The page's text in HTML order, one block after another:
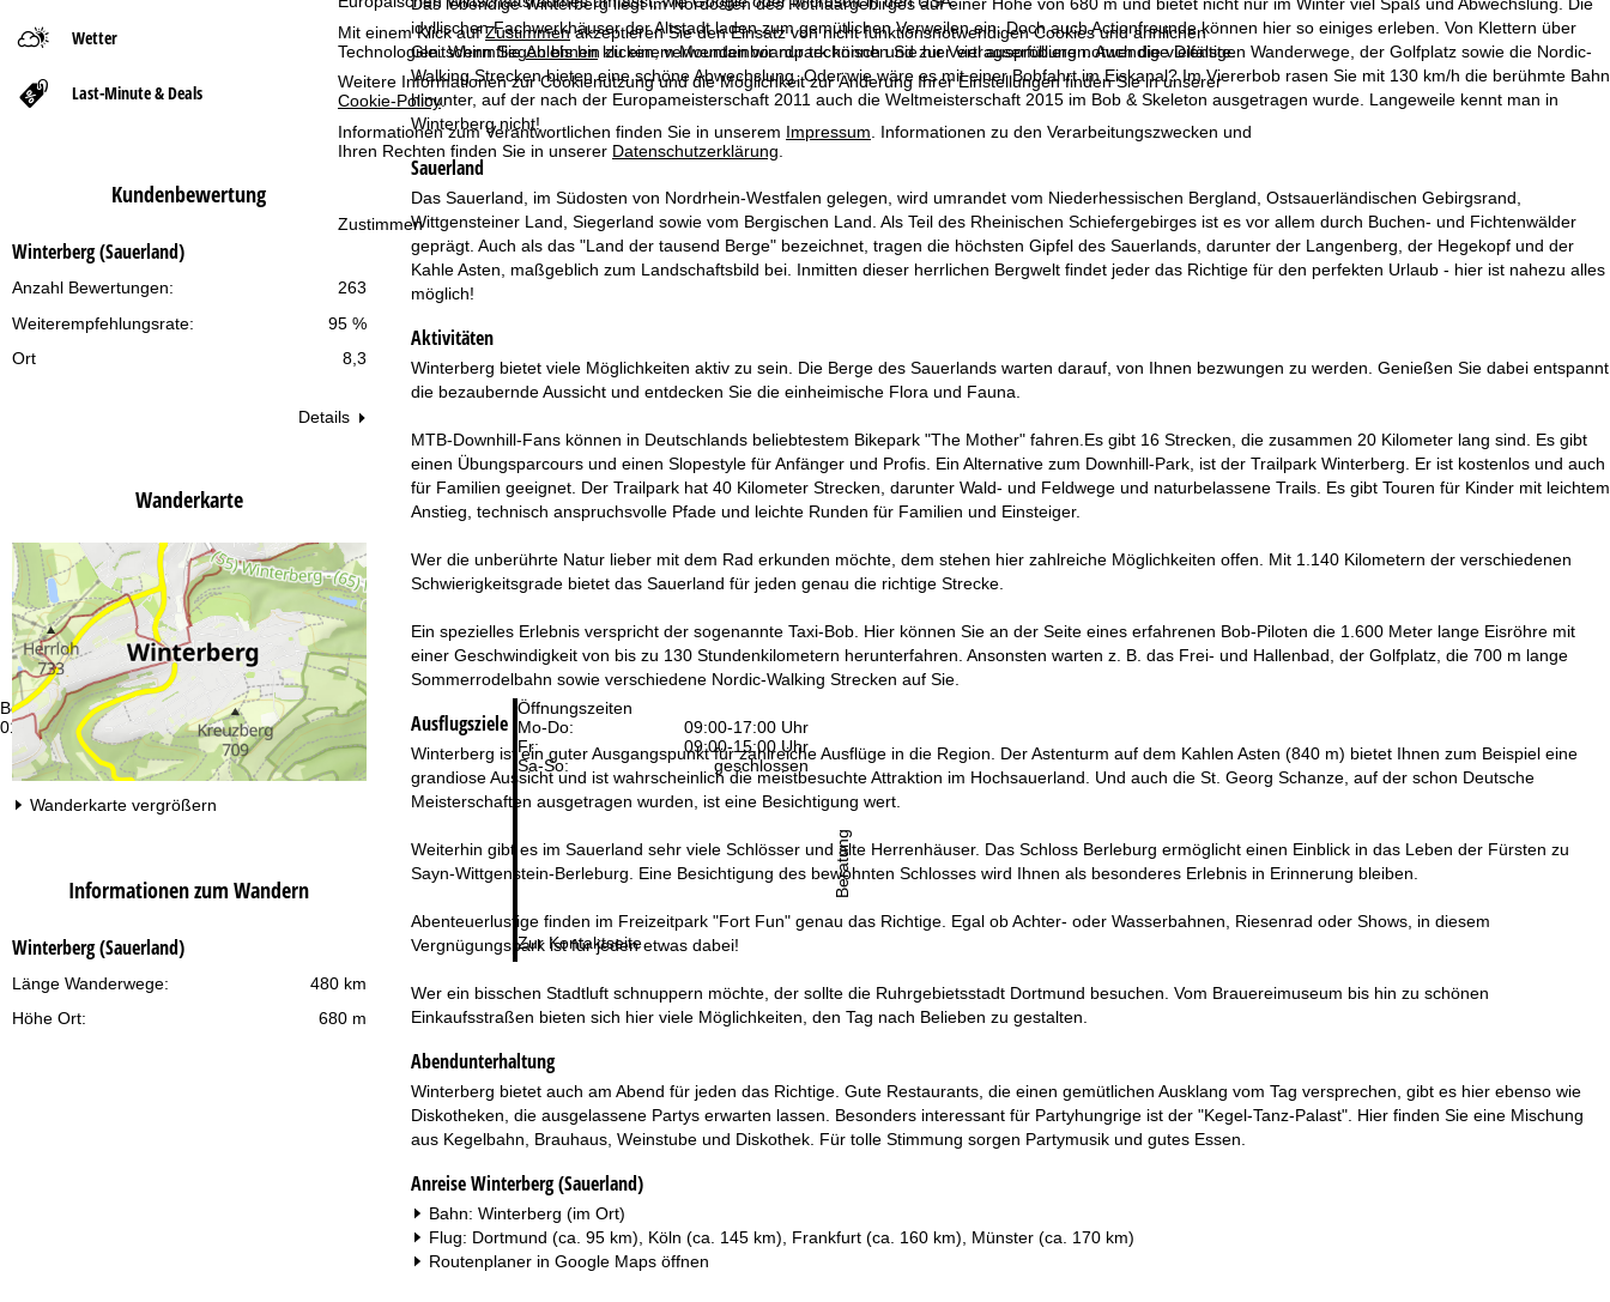
Mit einem Klick aufZustimmenakzeptieren Sie den Einsatz von nicht funktionsnotwendigen Cookies und ähnlichen
Technologien. Wenn SieAblehnenklicken, verwenden wir nur technisch und zur Vertragserfüllung notwendige Dienste.
Weitere Informationen zur Cookienutzung und die Möglichkeit zur Änderung Ihrer Einstellungen finden Sie in unserer
Cookie-Policy.
Informationen zum Verantwortlichen finden Sie in unserem Impressum . Informationen zu den Verarbeitungszwecken und
Ihren Rechten finden Sie in unserer Datenschutzerklärung
Zustimmen
Beratung
01 265 01 58
Öffnungszeiten
Mo-Do:
09:00-17:00 Uhr
Fr:
09:00-15:00 Uhr
Sa-So:
geschlossen
Zur Kontaktseite
Beratung
Wetter
Last-Minute & Deals
Kundenbewertung
Winterberg (Sauerland)
263
Anzahl Bewertungen:
95 %
Weiterempfehlungsrate:
Ort
8,3
Details
Wanderkarte
Wanderkarte vergrößern
Informationen zum Wandern
Winterberg (Sauerland)
480 km
Länge Wanderwege:
680 m
Höhe Ort:
t
s
e
i
t
e
idyllischen Fachwerkhäuser der Altstadt laden zum gemütlichen Verweilen ein. Doch auch Actionfreunde können hier so einiges erleben. Von Klettern über
Gleitschirmfliegen bis hin zu einem Mountainboardpark können Sie hier viel ausprobieren. Auch die vielfältigen Wanderwege, der Golfplatz sowie die Nordic-
Walking Strecken bieten eine schöne Abwechslung. Oder wie wäre es mit einer Bobfahrt im Eiskanal? Im Viererbob rasen Sie mit 130 km/h die berühmte Bahn
hinunter, auf der nach der Europameisterschaft 2011 auch die Weltmeisterschaft 2015 im Bob & Skeleton ausgetragen wurde. Langeweile kennt man in
Winterberg nicht!
Sauerland
Das Sauerland, im Südosten von Nordrhein-Westfalen gelegen, wird umrandet vom Niederhessischen Bergland, Ostsauerländischen Gebirgsrand,
Wittgensteiner Land, Siegerland sowie vom Bergischen Land. Als Teil des Rheinischen Schiefergebirges ist es vor allem durch Buchen- und Fichtenwälder
geprägt. Auch als das "Land der tausend Berge" bezeichnet, tragen die höchsten Gipfel des Sauerlands, darunter der Langenberg, der Hegekopf und der
Kahle Asten, maßgeblich zum Landschaftsbild bei. Inmitten dieser herrlichen Bergwelt findet jeder das Richtige für den perfekten Urlaub - hier ist nahezu alles
möglich!
Aktivitäten
Winterberg bietet viele Möglichkeiten aktiv zu sein. Die Berge des Sauerlands warten darauf, von Ihnen bezwungen zu werden. Genießen Sie dabei entspannt
die bezaubernde Aussicht und entdecken Sie die einheimische Flora und Fauna.
MTB-Downhill-Fans können in Deutschlands beliebtestem Bikepark "The Mother" fahren.Es gibt 16 Strecken, die zusammen 20 Kilometer lang sind. Es gibt
einen Übungsparcours und einen Slopestyle für Anfänger und Profis. Ein Alternative zum Downhill-Park, ist der Trailpark Winterberg. Er ist kostenlos und auch
für Familien geeignet. Der Trailpark hat 40 Kilometer Strecken, darunter Wald- und Feldwege und naturbelassene Trails. Es gibt Touren für Kinder mit leichtem
Anstieg, technisch anspruchsvolle Pfade und leichte Runden für Familien und Einsteiger.
Wer die unberührte Natur lieber mit dem Rad erkunden möchte, dem stehen hier zahlreiche Möglichkeiten offen. Mit 1.140 Kilometern der verschiedenen
Schwierigkeitsgrade bietet das Sauerland für jeden genau die richtige Strecke.
Ein spezielles Erlebnis verspricht der sogenannte Taxi-Bob. Hier können Sie an der Seite eines erfahrenen Bob-Piloten die 1.600 Meter lange Eisröhre mit
einer Geschwindigkeit von bis zu 130 Stundenkilometern herunterfahren. Ansonsten warten z. B. das Frei- und Hallenbad, der Golfplatz, die 700 m lange
Sommerrodelbahn sowie verschiedene Nordic-Walking Strecken auf Sie.
Ausflugsziele
Winterberg ist ein guter Ausgangspunkt für zahlreiche Ausflüge in die Region. Der Astenturm auf dem Kahlen Asten (840 m) bietet Ihnen zum Beispiel eine
grandiose Aussicht und ist wahrscheinlich die meistbesuchte Attraktion im Hochsauerland. Und auch die St. Georg Schanze, auf der schon Deutsche
Meisterschaften ausgetragen wurden, ist eine Besichtigung wert.
Weiterhin gibt es im Sauerland sehr viele Schlösser und alte Herrenhäuser. Das Schloss Berleburg ermöglicht einen Einblick in das Leben der Fürsten zu
Sayn-Wittgenstein-Berleburg. Eine Besichtigung des bewohnten Schlosses wird Ihnen als besonderes Erlebnis in Erinnerung bleiben.
Abenteuerlustige finden im Freizeitpark "Fort Fun" genau das Richtige. Egal ob Achter- oder Wasserbahnen, Riesenrad oder Shows, in diesem
Vergnügungspark ist für jeden etwas dabei!
Wer ein bisschen Stadtluft schnuppern möchte, der sollte die Ruhrgebietsstadt Dortmund besuchen. Vom Brauereimuseum bis hin zu schönen
Einkaufsstraßen bieten sich hier viele Möglichkeiten, den Tag nach Belieben zu gestalten.
Abendunterhaltung
Winterberg bietet auch am Abend für jeden das Richtige. Gute Restaurants, die einen gemütlichen Ausklang vom Tag versprechen, gibt es hier ebenso wie
Diskotheken, die ausgelassene Partys erwarten lassen. Besonders interessant für Partyhungrige ist der "Kegel-Tanz-Palast". Hier finden Sie eine Mischung
aus Kegelbahn, Brauhaus, Weinstube und Diskothek. Für tolle Stimmung sorgen Partymusik und gutes Essen.
Anreise Winterberg (Sauerland)
Bahn: Winterberg (im Ort)
Flug: Dortmund (ca. 95 km), Köln (ca. 145 km), Frankfurt (ca. 160 km), Münster (ca. 170 km)
Routenplaner in Google Mapsöffnen